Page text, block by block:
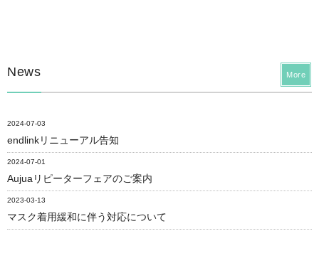
News
2024-07-03
endlinkリニューアル告知
2024-07-01
Aujuaリピーターフェアのご案内
2023-03-13
マスク着用緩和に伴う対応について
More